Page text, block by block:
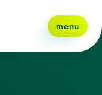
menu